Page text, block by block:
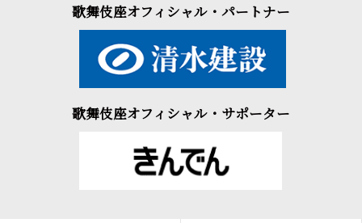
歌舞伎座オフィシャル・パートナー
歌舞伎座オフィシャル・サポーター